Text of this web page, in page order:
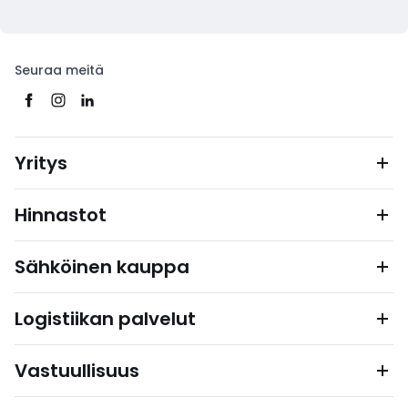
Seuraa meitä
Yritys
Hinnastot
Sähköinen kauppa
Logistiikan palvelut
Vastuullisuus